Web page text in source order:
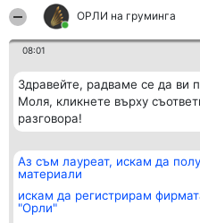
ОРЛИ на груминга
08:01
Здравейте, радваме се да ви
Моля, кликнете върху
разговора!
Аз съм лауреат, искам да
материали
искам да регистрирам
"Орли"
Организатор на
класиране
BulevardulAleea Timișul De
Sus Nr. 2, Bl. A30, Sc. A, Et.
всички